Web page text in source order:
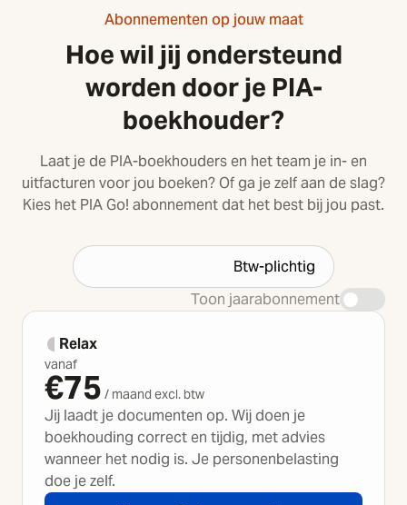
Abonnementen op jouw maat
Hoe wil jij ondersteund
worden door je PIA-
boekhouder?
Laat je de PIA-boekhouders en het team je in- en
uitfacturen voor jou boeken? Of ga je zelf aan de slag?
Kies het PIA Go! abonnement dat het best bij jou past.
Btw-plichtig
Toon jaarabonnement
Relax
vanaf
€75 / maand excl. btw
Jij laadt je documenten op. Wij doen je
boekhouding correct en tijdig, met advies
wanneer het nodig is. Je personenbelasting
doe je zelf.